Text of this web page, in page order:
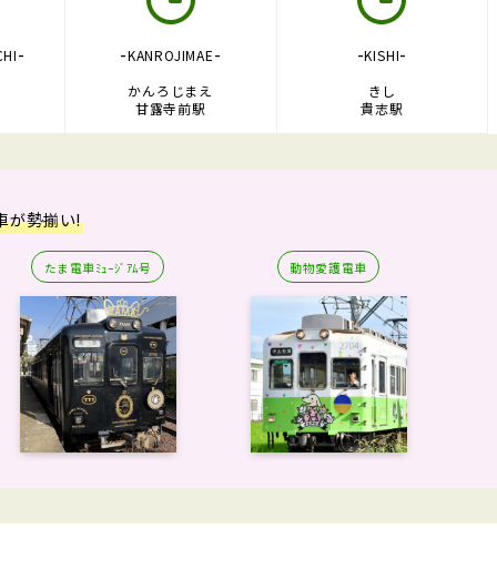
- -KANROJIMAE-
かんろじまえ
甘露寺前駅
-KISHI-
きし
貴志駅
が勢揃い!
たま電車ﾐｭｰｼﾞｱﾑ号 動物愛護電車